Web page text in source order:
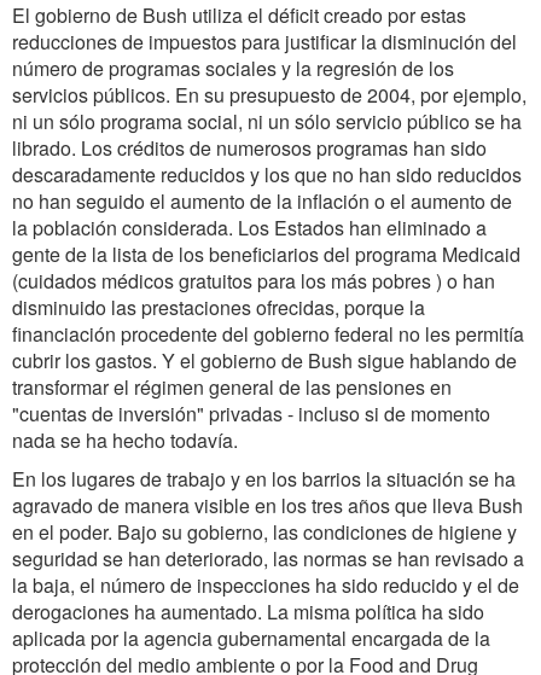
El gobierno de Bush utiliza el déficit creado por estas
reducciones de impuestos para justificar la disminución del
número de programas sociales y la regresión de los
servicios públicos. En su presupuesto de 2004, por ejemplo,
ni un sólo programa social, ni un sólo servicio público se ha
librado. Los créditos de numerosos programas han sido
descaradamente reducidos y los que no han sido reducidos
no han seguido el aumento de la inflación o el aumento de
la población considerada. Los Estados han eliminado a
gente de la lista de los beneficiarios del programa Medicaid
(cuidados médicos gratuitos para los más pobres ) o han
disminuido las prestaciones ofrecidas, porque la
financiación procedente del gobierno federal no les permitía
cubrir los gastos. Y el gobierno de Bush sigue hablando de
transformar el régimen general de las pensiones en
"cuentas de inversión" privadas - incluso si de momento
nada se ha hecho todavía.
En los lugares de trabajo y en los barrios la situación se ha
agravado de manera visible en los tres años que lleva Bush
en el poder. Bajo su gobierno, las condiciones de higiene y
seguridad se han deteriorado, las normas se han revisado a
la baja, el número de inspecciones ha sido reducido y el de
derogaciones ha aumentado. La misma política ha sido
aplicada por la agencia gubernamental encargada de la
protección del medio ambiente o por la Food and Drug